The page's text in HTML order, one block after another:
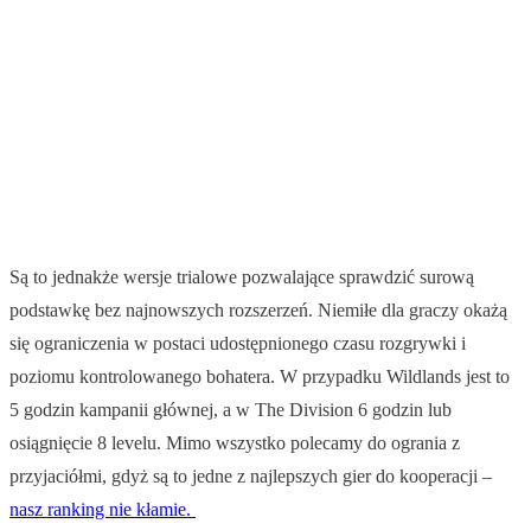
Są to jednakże wersje trialowe pozwalające sprawdzić surową
podstawkę bez najnowszych rozszerzeń. Niemiłe dla graczy okażą
się ograniczenia w postaci udostępnionego czasu rozgrywki i
poziomu kontrolowanego bohatera. W przypadku Wildlands jest to
5 godzin kampanii głównej, a w The Division 6 godzin lub
osiągnięcie 8 levelu. Mimo wszystko polecamy do ogrania z
przyjaciółmi, gdyż są to jedne z najlepszych gier do kooperacji –
nasz ranking nie kłamie.